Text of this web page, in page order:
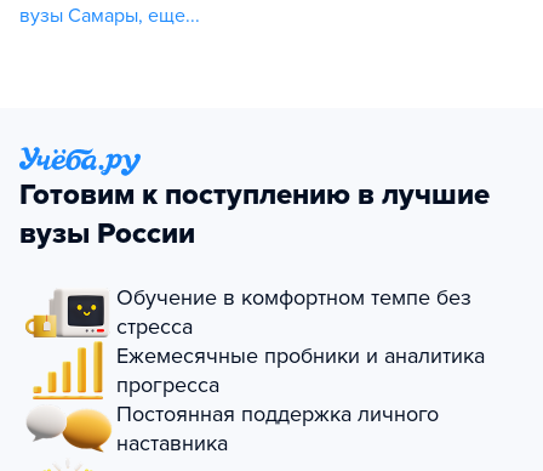
вузы Самары, еще...
Готовим к поступлению в лучшие
вузы России
Обучение в комфортном темпе без
стресса
Ежемесячные пробники и аналитика
прогресса
Постоянная поддержка личного
наставника